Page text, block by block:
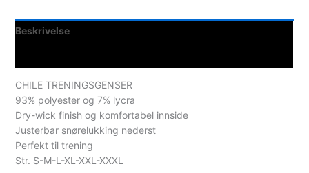
Beskrivelse
CHILE TRENINGSGENSER
93% polyester og 7% lycra
Dry-wick finish og komfortabel innside
Justerbar snørelukking nederst
Perfekt til trening
Str. S-M-L-XL-XXL-XXXL